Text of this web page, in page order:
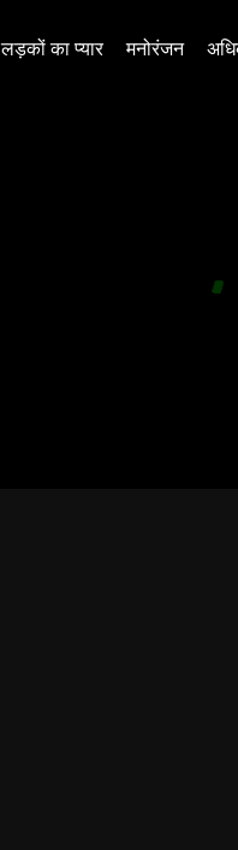
लड़कों का प्यार मनोरंजन